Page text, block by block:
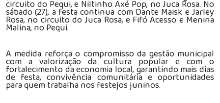
circuito do Pequi, e Niltinho Axé Pop, no Juca Rosa. No
sábado (27), a festa continua com Dante Maisk e Jarley
Rosa, no circuito do Juca Rosa, e Fifó Acesso e Menina
Malina, no Pequi.
A medida reforça o compromisso da gestão municipal
com a valorização da cultura popular e com o
fortalecimento da economia local, garantindo mais dias
de festa, convivência comunitária e oportunidades
para quem trabalha nos festejos juninos.